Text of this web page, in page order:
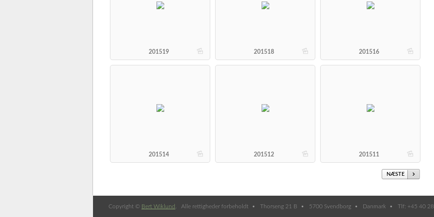
b
201519 b
201518 b
201516
b
201514 b
201512 b
201511
NÆSTE
Copyright © Bert Wiklund . Alle rettigheder forbeholdt Thorseng 21 B 5700 Svendborg Danmark Tlf: +45 40